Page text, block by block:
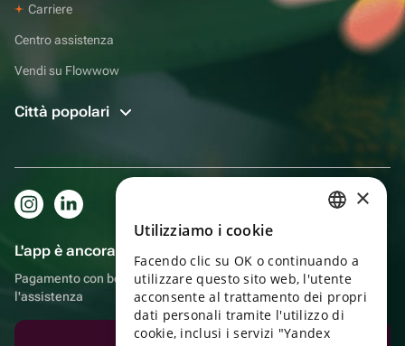
Carriere
Centro assistenza
Vendi su Flowwow
Città popolari
L'app è ancora più comoda!
Pagamento con bonus, autoconsegna, comoda chat con
l'assistenza
Scarica l'app
ENGLISH
UKRAINIAN
PORTUGUESE
×
Utilizziamo i cookie
Facendo clic su OK o continuando a
utilizzare questo sito web, l'utente
acconsente al trattamento dei propri
dati personali tramite l'utilizzo di
cookie, inclusi i servizi "Yandex